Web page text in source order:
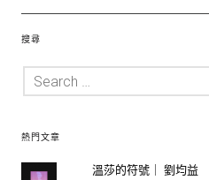
搜尋
熱門文章
溫莎的符號｜ 劉均益